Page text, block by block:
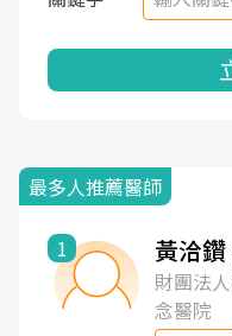
最多人推薦醫師
1 黃洽
財團法
念醫院